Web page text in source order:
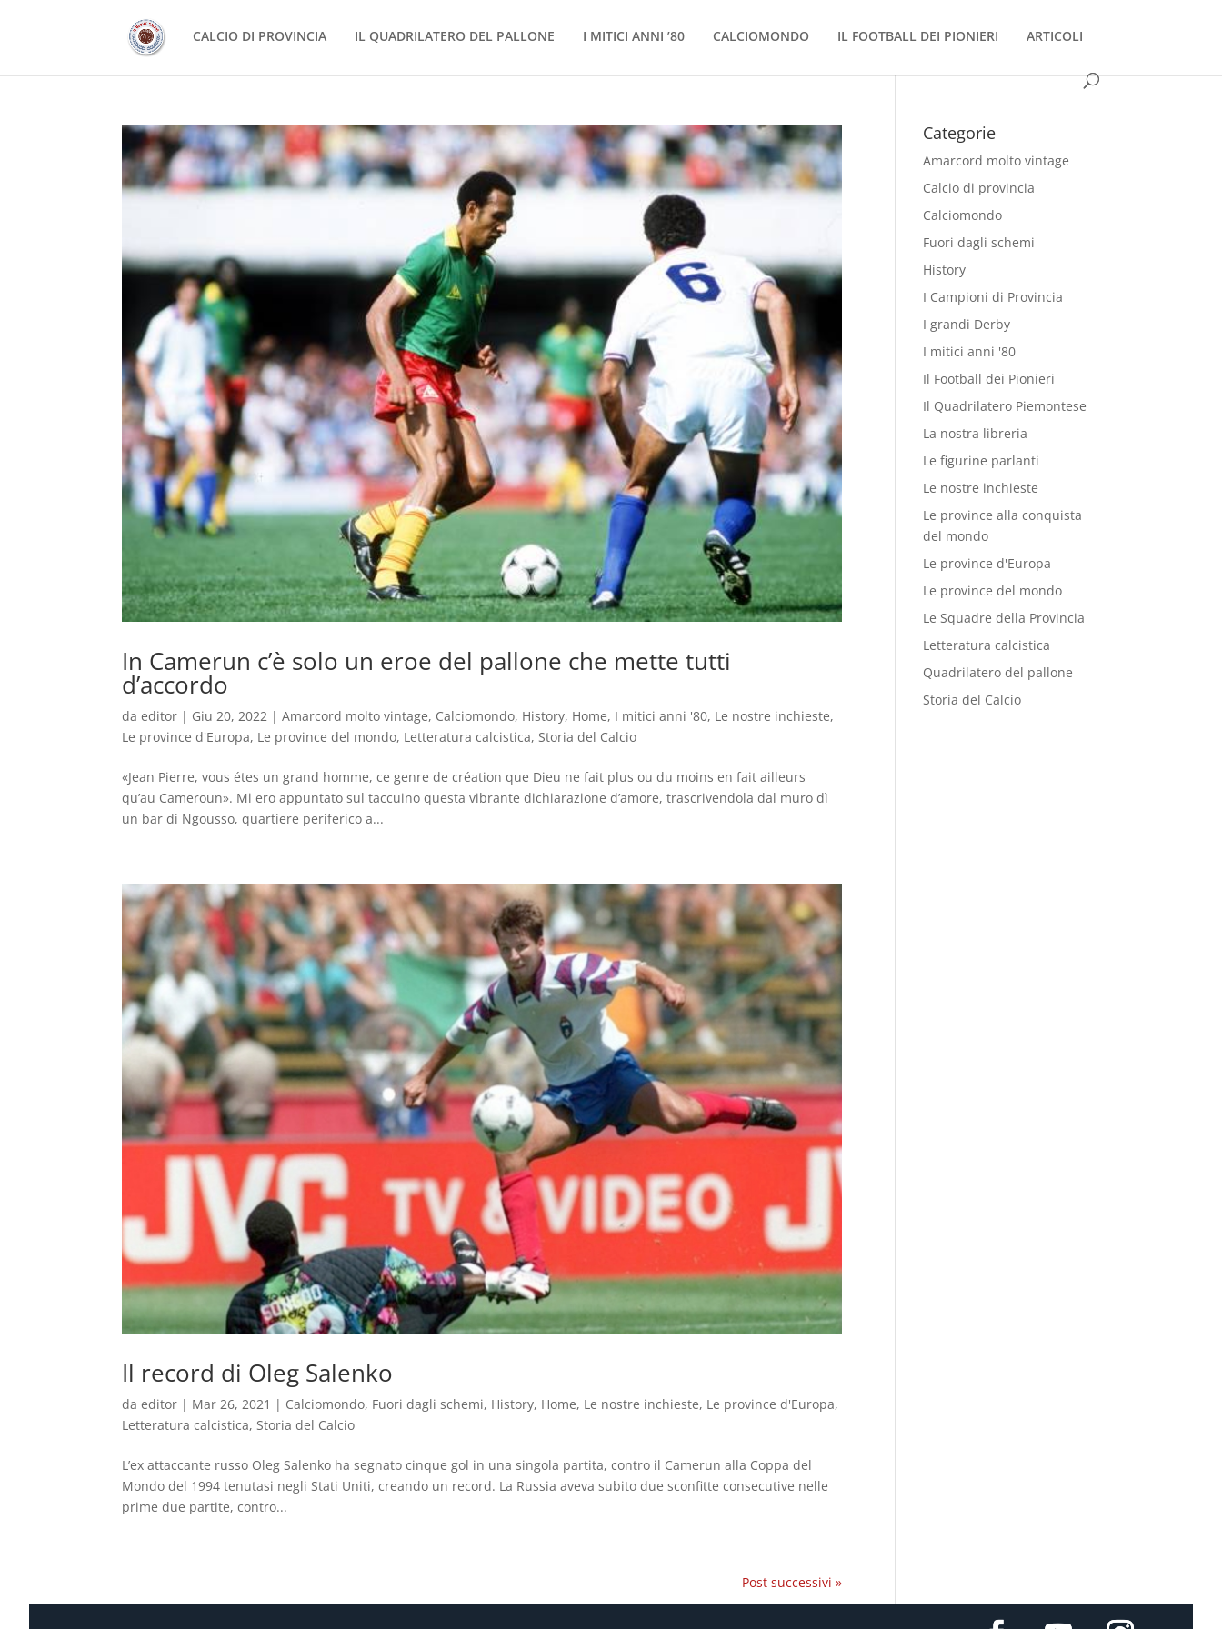
CALCIO DI PROVINCIA IL QUADRILATERO DEL PALLONE I MITICI ANNI ’80 CALCIOMONDO IL FOOTBALL DEI PIONIERI ARTICOLI
In Camerun c’è solo un eroe del pallone che mette tutti
d’accordo
daeditor | Giu 20, 2022 |Amarcord molto vintage, Calciomondo, History, Home, I mitici anni '80, Le nostre inchieste,
Le province d'Europa, Le province del mondo, Letteratura calcistica,Storia del Calcio
«Jean Pierre, vous étes un grand homme, ce genre de création que Dieu ne fait plus ou du moins en fait ailleurs
qu’au Cameroun». Mi ero appuntato sul taccuino questa vibrante dichiarazione d’amore, trascrivendola dal muro dì
un bar di Ngousso, quartiere periferico a...
Il record di Oleg Salenko
daeditor | Mar 26, 2021 | Calciomondo, Fuori dagli schemi, History, Home, Le nostre inchieste, Le province d'Europa,
Letteratura calcistica,Storia del Calcio
L’ex attaccante russo Oleg Salenko ha segnato cinque gol in una singola partita, contro il Camerun alla Coppa del
Mondo del 1994 tenutasi negli Stati Uniti, creando un record. La Russia aveva subito due sconfitte consecutive nelle
prime due partite, contro...
Post successivi »
Categorie
Amarcord molto vintage
Calcio di provincia
Calciomondo
Fuori dagli schemi
History
I Campioni di Provincia
I grandi Derby
I mitici anni '80
Il Football dei Pionieri
Il Quadrilatero Piemontese
La nostra libreria
Le figurine parlanti
Le nostre inchieste
Le province alla conquista
del mondo
Le province d'Europa
Le province del mondo
Le Squadre della Provincia
Letteratura calcistica
Quadrilatero del pallone
Storia del Calcio